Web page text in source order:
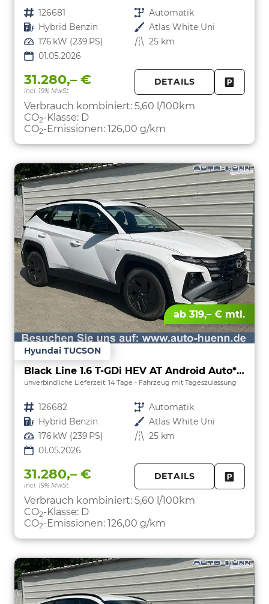
Fahrzeugnr. 126681 Getriebe Automatik
Kraftstoff Hybrid Benzin Außenfarbe Atlas White Uni
Leistung 176 kW (239 PS) Kilometerstand 25 km
01.05.2026
31.280,– €
incl. 19% MwSt.
DETAILS
Verbrauch kombiniert: 5,60 l/100km
CO2-Klasse: D
CO2-Emissionen: 126,00 g/km
ab 319,– € mtl.
Hyundai TUCSON
Black Line 1.6 T-GDi HEV AT Android Auto*Navi*SHZ*Kamera*2Z Klimaauto*
unverbindliche Lieferzeit: 14 Tage Fahrzeug mit Tageszulassung
Fahrzeugnr. 126682 Getriebe Automatik
Kraftstoff Hybrid Benzin Außenfarbe Atlas White Uni
Leistung 176 kW (239 PS) Kilometerstand 25 km
01.05.2026
31.280,– €
incl. 19% MwSt.
DETAILS
Verbrauch kombiniert: 5,60 l/100km
CO2-Klasse: D
CO2-Emissionen: 126,00 g/km